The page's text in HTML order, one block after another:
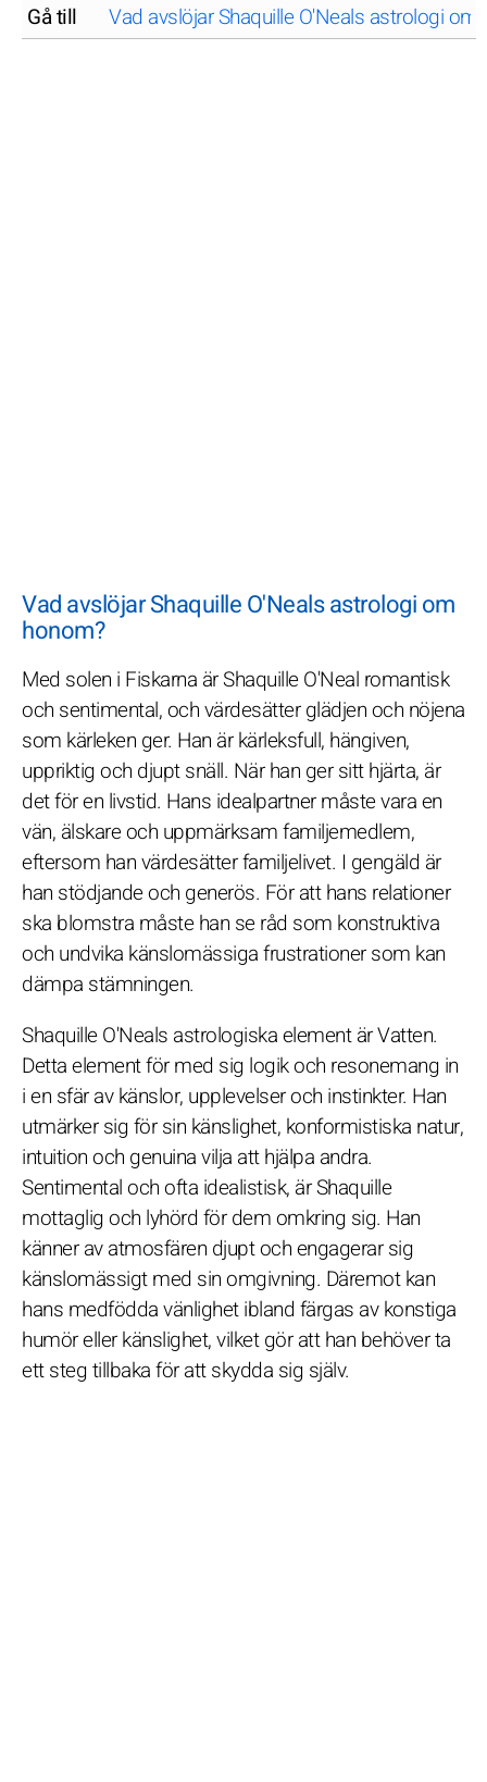
Gå till Vad avslöjar Shaquille O'Neals astrologi om
Vad avslöjar Shaquille O'Neals astrologi om
honom?
Med solen i Fiskarna är Shaquille O'Neal romantisk
och sentimental, och värdesätter glädjen och nöjena
som kärleken ger. Han är kärleksfull, hängiven,
uppriktig och djupt snäll. När han ger sitt hjärta, är
det för en livstid. Hans idealpartner måste vara en
vän, älskare och uppmärksam familjemedlem,
eftersom han värdesätter familjelivet. I gengäld är
han stödjande och generös. För att hans relationer
ska blomstra måste han se råd som konstruktiva
och undvika känslomässiga frustrationer som kan
dämpa stämningen.
Shaquille O'Neals astrologiska element är Vatten.
Detta element för med sig logik och resonemang in
i en sfär av känslor, upplevelser och instinkter. Han
utmärker sig för sin känslighet, konformistiska natur,
intuition och genuina vilja att hjälpa andra.
Sentimental och ofta idealistisk, är Shaquille
mottaglig och lyhörd för dem omkring sig. Han
känner av atmosfären djupt och engagerar sig
känslomässigt med sin omgivning. Däremot kan
hans medfödda vänlighet ibland färgas av konstiga
humör eller känslighet, vilket gör att han behöver ta
ett steg tillbaka för att skydda sig själv.